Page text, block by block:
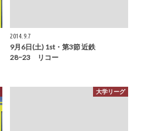
2014.9.7
9月6日(土) 1st・第3節 近鉄
28−23 リコー
大学リーグ